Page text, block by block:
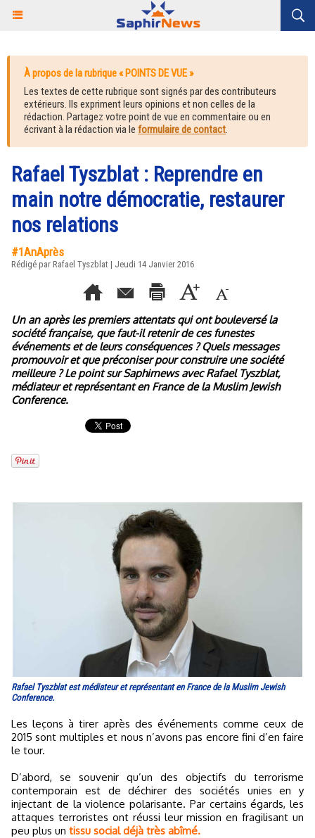
À propos de la rubrique « POINTS DE VUE »
Les textes de cette rubrique sont signés par des contributeurs
extérieurs. Ils expriment leurs opinions et non celles de la
rédaction. Partagez votre point de vue en commentaire ou en
écrivant à la rédaction via le formulaire de contact.
Rafael Tyszblat : Reprendre en
main notre démocratie, restaurer
nos relations
#1AnAprès
Rédigé par Rafael Tyszblat | Jeudi 14 Janvier 2016
Un an après les premiers attentats qui ont bouleversé la
société française, que faut-il retenir de ces funestes
événements et de leurs conséquences ? Quels messages
promouvoir et que préconiser pour construire une société
meilleure ? Le point sur Saphirnews avec Rafael Tyszblat,
médiateur et représentant en France de la Muslim Jewish
Conference.
Rafael Tyszblat est médiateur et représentant en France de la Muslim Jewish
Conference.
Les leçons à tirer après des événements comme ceux de
2015 sont multiples et nous n’avons pas encore fini d’en faire
le tour.
D’abord, se souvenir qu’un des objectifs du terrorisme
contemporain est de déchirer des sociétés unies en y
injectant de la violence polarisante. Par certains égards, les
attaques terroristes ont réussi leur mission en fragilisant un
peu plus un tissu social déjà très abîmé.